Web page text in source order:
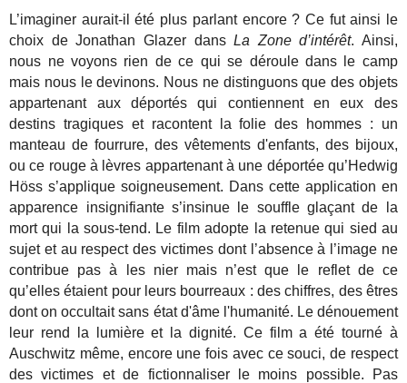
L’imaginer aurait-il été plus parlant encore ? Ce fut ainsi le
choix de Jonathan Glazer dansLa Zone d’intérêt. Ainsi,
nous ne voyons rien de ce qui se déroule dans le camp
mais nous le devinons. Nous ne distinguons que des objets
appartenant aux déportés qui contiennent en eux des
destins tragiques et racontent la folie des hommes : un
manteau de fourrure, des vêtements d'enfants, des bijoux,
ou ce rouge à lèvres appartenant à une déportée qu’Hedwig
Höss s’applique soigneusement. Dans cette application en
apparence insignifiante s’insinue le souffle glaçant de la
mort qui la sous-tend. Le film adopte la retenue qui sied au
sujet et au respect des victimes dont l’absence à l’image ne
contribue pas à les nier mais n’est que le reflet de ce
qu’elles étaient pour leurs bourreaux : des chiffres, des êtres
dont on occultait sans état d'âme l'humanité. Le dénouement
leur rend la lumière et la dignité. Ce film a été tourné à
Auschwitz même, encore une fois avec ce souci, de respect
des victimes et de fictionnaliser le moins possible. Pas